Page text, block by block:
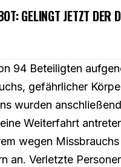
GELINGT JETZT
94 Beteiligten
gefährlicher
wurden
Weiterfahrt
wegen
an. Verletzte